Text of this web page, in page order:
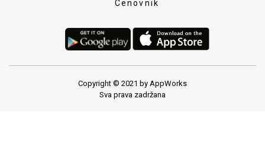
Cenovnik
Copyright © 2021 by AppWorks
Sva prava zadržana